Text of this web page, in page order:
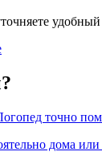
точно
дома